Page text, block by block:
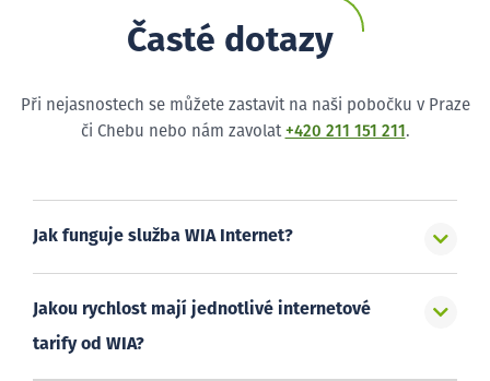
Časté dotazy
Při nejasnostech se můžete zastavit na naši pobočku v Praze
či Chebu nebo nám zavolat +420 211 151 211 .
Jak funguje služba WIA Internet?
Jakou rychlost mají jednotlivé internetové
tarify od WIA?